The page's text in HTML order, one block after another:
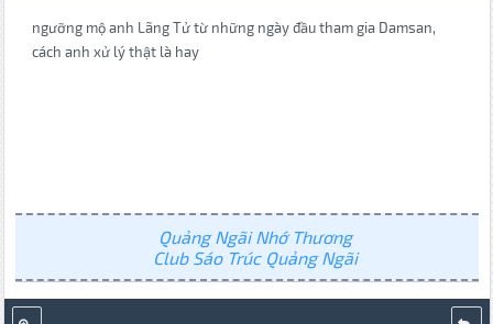
ngưỡng mộ anh Lãng Tử từ những ngày đầu tham gia Damsan,
cách anh xử lý thật là hay
Quảng Ngãi Nhớ Thương
Club Sáo Trúc Quảng Ngãi